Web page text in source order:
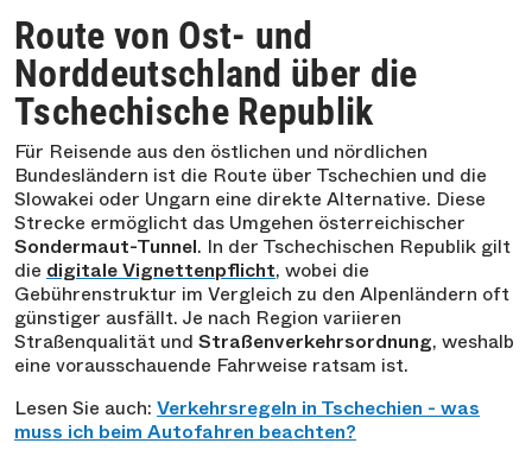
Route von Ost- und
Norddeutschland über die
Tschechische Republik
Für Reisende aus den östlichen und nördlichen
Bundesländern ist die Route über Tschechien und die
Slowakei oder Ungarn eine direkte Alternative. Diese
Strecke ermöglicht das Umgehen österreichischer
Sondermaut-Tunnel. In der Tschechischen Republik gilt
die digitale Vignettenpflicht, wobei die
Gebührenstruktur im Vergleich zu den Alpenländern oft
günstiger ausfällt. Je nach Region variieren
Straßenqualität und Straßenverkehrsordnung, weshalb
eine vorausschauende Fahrweise ratsam ist.
Lesen Sie auch: Verkehrsregeln in Tschechien - was
muss ich beim Autofahren beachten?